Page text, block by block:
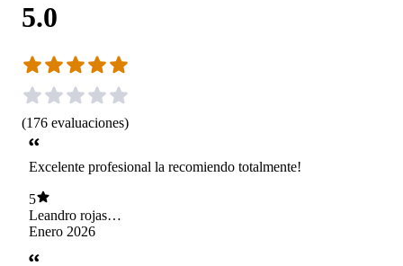
5.0
(176 evaluaciones)
Excelente profesional la recomiendo totalmente!
5
Leandro rojas
kovacs
Enero 2026